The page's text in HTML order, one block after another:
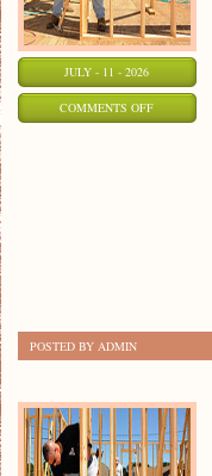
JULY - 11 - 2026
COMMENTS OFFON
POSTED BY ADMIN